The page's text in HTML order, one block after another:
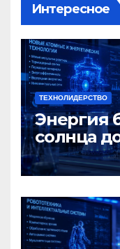
Интересное
ТЕХНОЛИДЕРСТВО
Энергия
солнца
Россия